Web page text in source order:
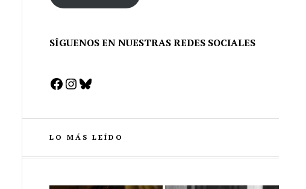
SÍGUENOS EN NUESTRAS REDES SOCIALES
Facebook
Instagram
Bluesky
LO MÁS LEÍDO